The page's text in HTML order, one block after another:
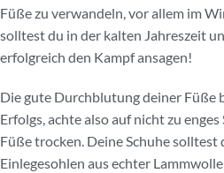
Füße zu verwandeln, vor allem im
solltest du in der kalten Jahreszeit
erfolgreich den Kampf ansagen!
Die gute Durchblutung deiner Füße
Erfolgs, achte also auf nicht zu
Füße trocken. Deine Schuhe
Einlegesohlen aus echter